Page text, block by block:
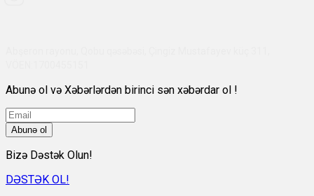
Abunə ol və Xəbərlərdən birinci sən xəbərdar ol !
Abunə ol
Bizə Dəstək Olun!
DƏSTƏK OL!